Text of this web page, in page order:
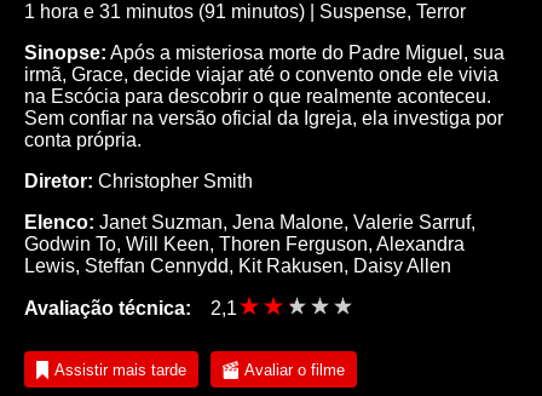
1 hora e 31 minutos (91 minutos) | Suspense, Terror
Sinopse: Após a misteriosa morte do Padre Miguel, sua
irmã, Grace, decide viajar até o convento onde ele vivia
na Escócia para descobrir o que realmente aconteceu.
Sem confiar na versão oficial da Igreja, ela investiga por
conta própria.
Diretor: Christopher Smith
Elenco: Janet Suzman, Jena Malone, Valerie Sarruf,
Godwin To, Will Keen, Thoren Ferguson, Alexandra
Lewis, Steffan Cennydd, Kit Rakusen, Daisy Allen
Avaliação técnica: 2,1
Assistir mais tarde Avaliar o filme